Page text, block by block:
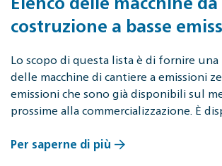
costruzione a basse
Lo scopo di questa lista è di fornire una
delle macchine di cantiere a emissioni
emissioni che sono già disponibili sul
prossime alla commercializzazione. È
Per saperne di più